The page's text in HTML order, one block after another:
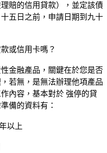
賠的信用貸款），並定該債
五日之前，申請日期到九十
或信用卡嗎？
金融產品，關鍵在於您是否
若無，是無法辦理他項產品
內容，基本對於 強停的貸
備的資料有：
以上